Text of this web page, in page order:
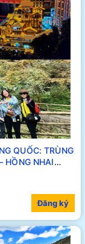
QUỐC: TRÙNG
HỒNG NHAI
Đăng ký